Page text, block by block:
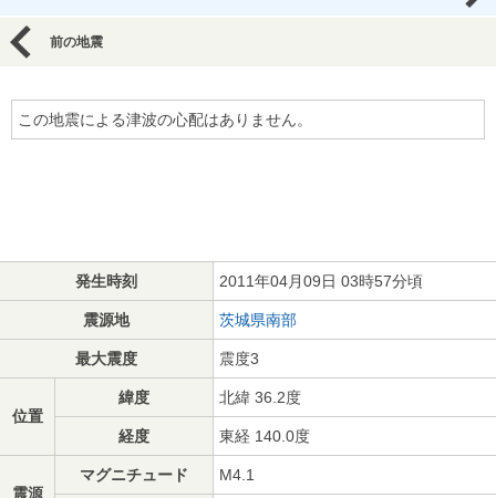
前の地震
この地震による津波の心配はありません。
発生時刻 2011年04月09日 03時57分頃
震源地 茨城県南部
最大震度 震度3
位置
緯度 北緯 36.2度
経度 東経 140.0度
震源
マグニチュード M4.1